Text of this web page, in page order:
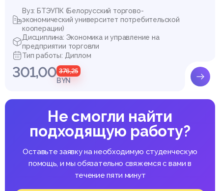
Вуз: БТЭУПК (Белорусский торгово-
экономический университет потребительской
кооперации)
Дисциплина: Экономика и управление на
предприятии торговли
Тип работы: Диплом
301,00 376,25
BYN
Не смогли найти
подходящую работу?
Оставьте заявку на необходимую студенческую
помощь, и мы обязательно свяжемся с вами в
течение пяти минут